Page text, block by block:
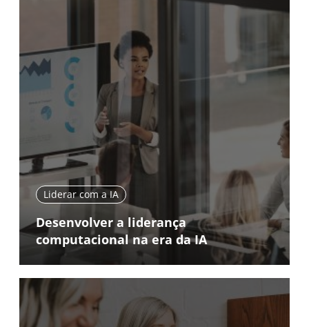
Liderar com a IA
Desenvolver a liderança
computacional na era da IA